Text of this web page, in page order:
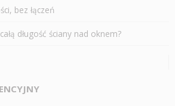
bez łączeń
długość ściany nad oknem?